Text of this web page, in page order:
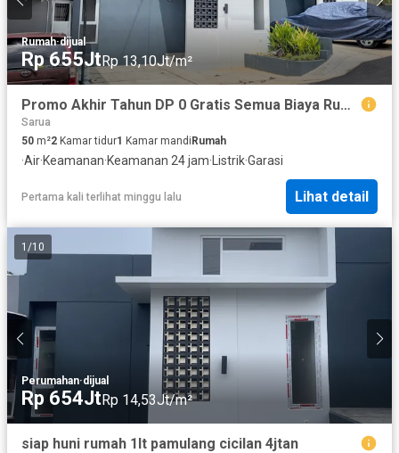
Rumah·dijual
Rp 655JtRp 13,10Jt/m²
Promo Akhir Tahun DP 0 Gratis Semua Biaya Rumah Siap Huni Pamulang
Sarua
50 m²2 Kamar tidur1 Kamar mandiRumah
·Air·Keamanan·Keamanan 24 jam· Listrik·Garasi
Pertama kali terlihat minggu lalu Lihat detail
1 /10
Perumahan·dijual
Rp 654JtRp 14,53Jt/m²
siap huni rumah 1lt pamulang cicilan 4jtan